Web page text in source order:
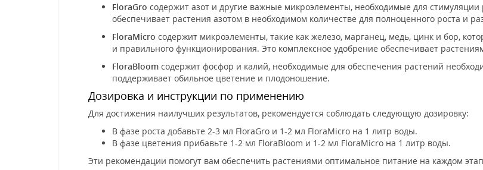
FloraGro содержит азот и другие важные микроэлементы, необходимые для
обеспечивает растения азотом в необходимом количестве для полноценного роста и
FloraMicro содержит микроэлементы, такие как железо, марганец, медь, цинк и бор,
и правильного функционирования. Это комплексное удобрение обеспечивает
FloraBloom содержит фосфор и калий, необходимые для обеспечения растений
поддерживает обильное цветение и плодоношение.
Дозировка и инструкции по применению
Для достижения наилучших результатов, рекомендуется соблюдать следующую дозировку:
В фазе роста добавьте 2-3 мл FloraGro и 1-2 мл FloraMicro на 1 литр воды.
В фазе цветения прибавьте 1-2 мл FloraBloom и 1-2 мл FloraMicro на 1 литр воды.
Эти рекомендации помогут вам обеспечить растениями оптимальное питание на каждом